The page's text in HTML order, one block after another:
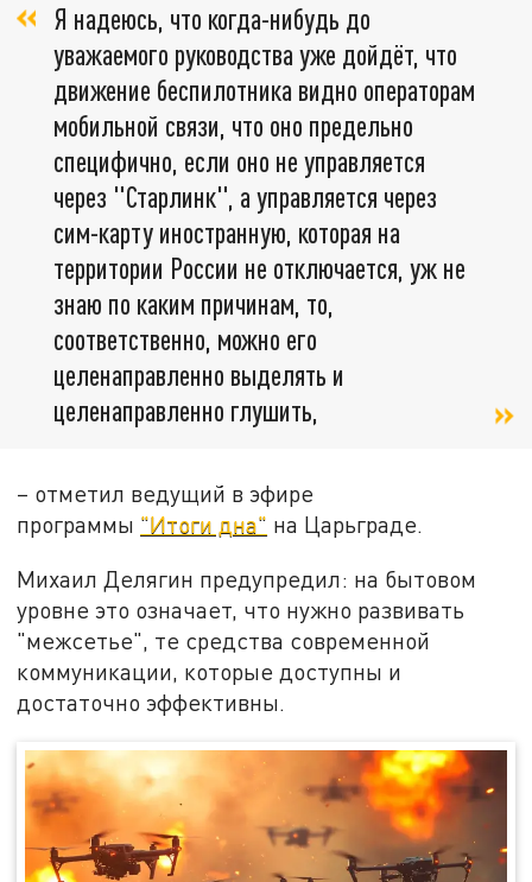
Я надеюсь, что когда-нибудь до
уважаемого руководства уже дойдёт, что
движение беспилотника видно операторам
мобильной связи, что оно предельно
специфично, если оно не управляется
через "Старлинк", а управляется через
сим-карту иностранную, которая на
территории России не отключается, уж не
знаю по каким причинам, то,
соответственно, можно его
целенаправленно выделять и
целенаправленно глушить,
– отметил ведущий в эфире
программы "Итоги дна" на Царьграде.
Михаил Делягин предупредил: на бытовом
уровне это означает, что нужно развивать
"межсетье", те средства современной
коммуникации, которые доступны и
достаточно эффективны.